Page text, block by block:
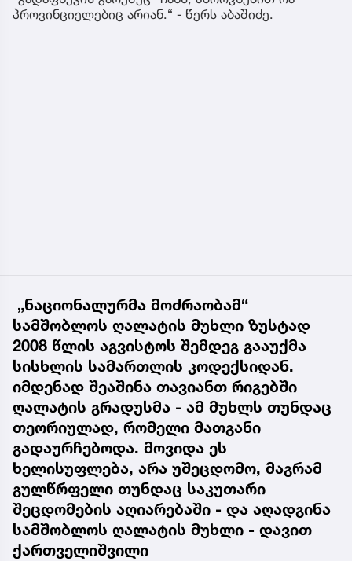
პროვინციელებიც არიან.“ - წერს აბაშიძე.
„ნაციონალურმა მოძრაობამ“
სამშობლოს ღალატის მუხლი ზუსტად
2008 წლის აგვისტოს შემდეგ გააუქმა
სისხლის სამართლის კოდექსიდან.
იმდენად შეაშინა თავიანთ რიგებში
ღალატის გრადუსმა - ამ მუხლს თუნდაც
თეორიულად, რომელი მათგანი
გადაურჩებოდა. მოვიდა ეს
ხელისუფლება, არა უშეცდომო, მაგრამ
გულწრფელი თუნდაც საკუთარი
შეცდომების აღიარებაში - და აღადგინა
სამშობლოს ღალატის მუხლი - დავით
ქართველიშვილი